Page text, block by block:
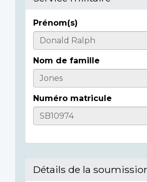
Informations
sur
l'individu
Prénom(s)
Nom de famille
Numéro matricule
Détails de la